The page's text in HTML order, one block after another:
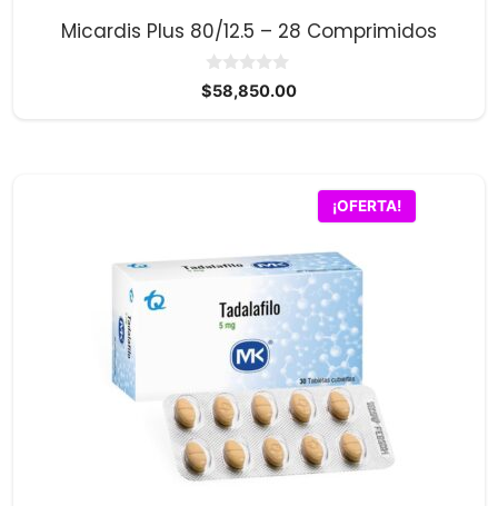
Micardis Plus 80/12.5 – 28 Comprimidos
0
d
$58,850.00
¡OFERTA!